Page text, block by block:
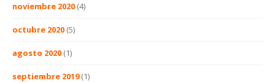
noviembre 2020 (4)
octubre 2020 (5)
agosto 2020 (1)
septiembre 2019(1)